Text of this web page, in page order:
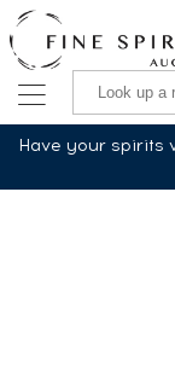
Have your spirits